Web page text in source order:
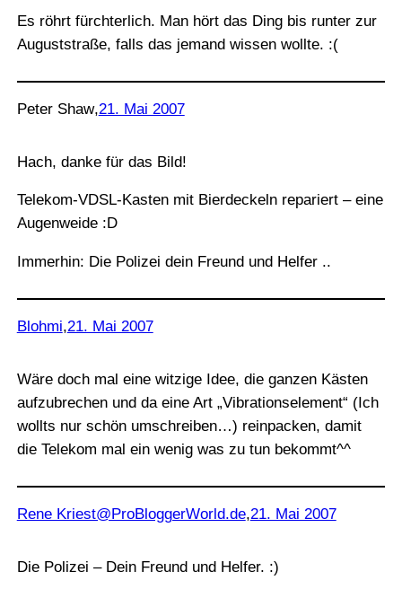
Es röhrt fürchterlich. Man hört das Ding bis runter zur
Auguststraße, falls das jemand wissen wollte. :(
Peter Shaw,21. Mai 2007
Hach, danke für das Bild!
Telekom-VDSL-Kasten mit Bierdeckeln repariert – eine
Augenweide :D
Immerhin: Die Polizei dein Freund und Helfer ..
Blohmi,21. Mai 2007
Wäre doch mal eine witzige Idee, die ganzen Kästen
aufzubrechen und da eine Art „Vibrationselement“ (Ich
wollts nur schön umschreiben…) reinpacken, damit
die Telekom mal ein wenig was zu tun bekommt^^
Rene Kriest@ProBloggerWorld.de,21. Mai 2007
Die Polizei – Dein Freund und Helfer. :)